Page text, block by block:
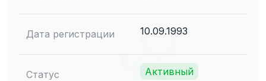
Дата регистрации 10.09.1993
Статус Активный